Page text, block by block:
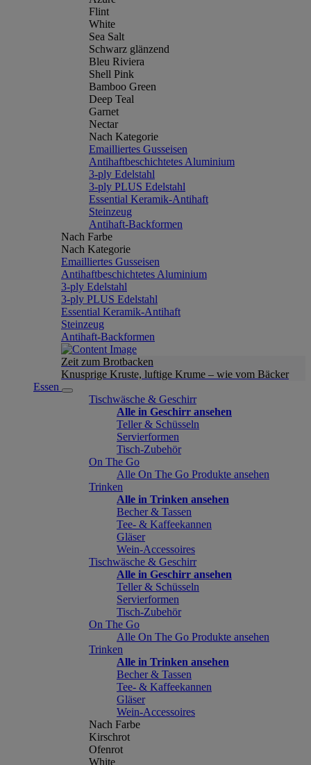
Flint
White
Sea Salt
Schwarz glänzend
Bleu Riviera
Shell Pink
Bamboo Green
Deep Teal
Garnet
Nectar
Nach Kategorie
Emailliertes Gusseisen
Antihaftbeschichtetes Aluminium
3-ply Edelstahl
3-ply PLUS Edelstahl
Essential Keramik-Antihaft
Steinzeug
Antihaft-Backformen
Nach Farbe
Nach Kategorie
Emailliertes Gusseisen
Antihaftbeschichtetes Aluminium
3-ply Edelstahl
3-ply PLUS Edelstahl
Essential Keramik-Antihaft
Steinzeug
Antihaft-Backformen
Zeit zum Brotbacken
Knusprige Kruste, luftige Krume – wie vom Bäcker
Essen
Tischwäsche & Geschirr
Alle in Geschirr ansehen
Teller & Schüsseln
Servierformen
Tisch-Zubehör
On The Go
Alle On The Go Produkte ansehen
Trinken
Alle in Trinken ansehen
Becher & Tassen
Tee- & Kaffeekannen
Gläser
Wein-Accessoires
Tischwäsche & Geschirr
Alle in Geschirr ansehen
Teller & Schüsseln
Servierformen
Tisch-Zubehör
On The Go
Alle On The Go Produkte ansehen
Trinken
Alle in Trinken ansehen
Becher & Tassen
Tee- & Kaffeekannen
Gläser
Wein-Accessoires
Nach Farbe
Kirschrot
Ofenrot
White